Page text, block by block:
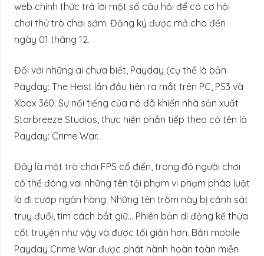
web chính thức trả lời một số câu hỏi để có cơ hội
chơi thử trò chơi sớm. Đăng ký được mở cho đến
ngày 01 tháng 12.
Đối với những ai chưa biết, Payday (cụ thể là bản
Payday: The Heist lần đầu tiên ra mắt trên PC, PS3 và
Xbox 360. Sự nổi tiếng của nó đã khiến nhà sản xuất
Starbreeze Studios, thực hiện phần tiếp theo có tên là
Payday: Crime War.
Đây là một trò chơi FPS cổ điển, trong đó người chơi
có thể đóng vai những tên tội phạm vi phạm pháp luật
là đi cướp ngân hàng. Những tên trộm này bị cảnh sát
truy đuổi, tìm cách bắt giữ… Phiên bản di động kế thừa
cốt truyện như vậy và được tối giản hơn. Bản mobile
Payday Crime War được phát hành hoàn toàn miễn